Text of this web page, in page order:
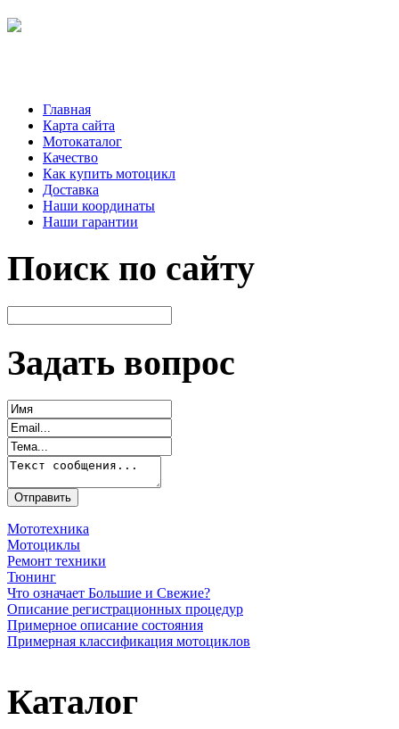
Главная
Карта сайта
Мотокаталог
Качество
Как купить мотоцикл
Доставка
Наши координаты
Наши гарантии
Поиск по сайту
Задать вопрос
Мототехника
Мотоциклы
Ремонт техники
Тюнинг
Что означает Большие и Свежие?
Описание регистрационных процедур
Примерное описание состояния
Примерная классификация мотоциклов
Каталог